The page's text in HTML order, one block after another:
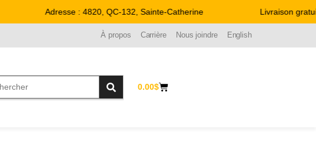
Adresse : 4820, QC-132, Sainte-Catherine Livraison
À propos Carrière Nous joindre English
0.00$